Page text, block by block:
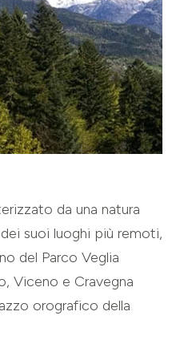
da una natura
suoi luoghi più remoti,
del Parco Veglia
Viceno e Cravegna
orografico della